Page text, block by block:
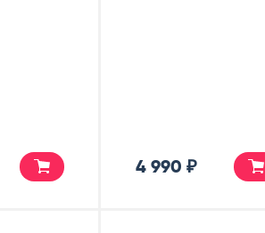
4 990 ₽